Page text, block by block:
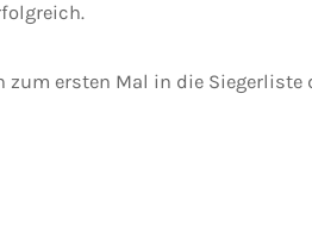
ersten Mal in die Siegerliste